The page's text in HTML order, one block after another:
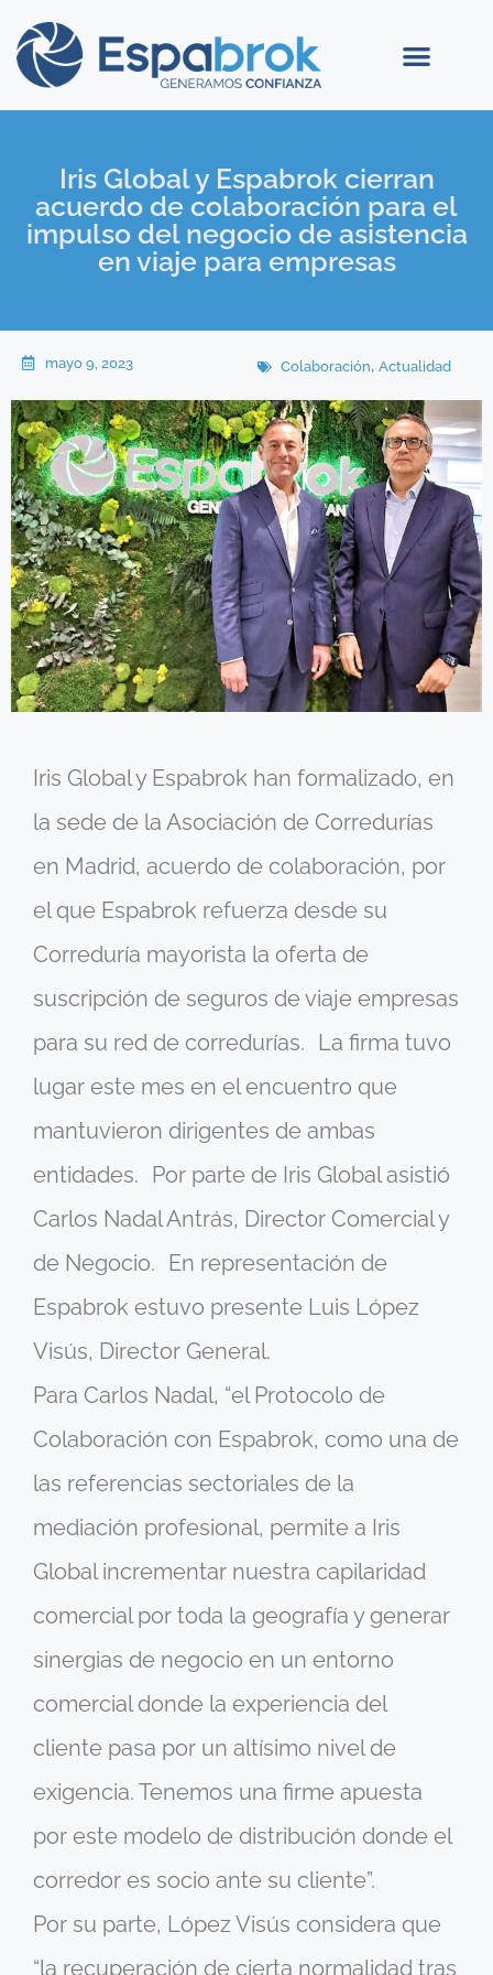
Iris Global y Espabrok cierran
acuerdo de colaboración para el
impulso del negocio de asistencia
en viaje para empresas
mayo 9, 2023 Colaboración, Actualidad
Iris Global y Espabrok han formalizado, en
la sede de la Asociación de Corredurías
en Madrid, acuerdo de colaboración, por
el que Espabrok refuerza desde su
Correduría mayorista la oferta de
suscripción de seguros de viaje empresas
para su red de corredurías. La firma tuvo
lugar este mes en el encuentro que
mantuvieron dirigentes de ambas
entidades. Por parte de Iris Global asistió
Carlos Nadal Antrás, Director Comercial y
de Negocio. En representación de
Espabrok estuvo presente Luis López
Visús, Director General.
Para Carlos Nadal, “el Protocolo de
Colaboración con Espabrok, como una de
las referencias sectoriales de la
mediación profesional, permite a Iris
Global incrementar nuestra capilaridad
comercial por toda la geografía y generar
sinergias de negocio en un entorno
comercial donde la experiencia del
cliente pasa por un altísimo nivel de
exigencia. Tenemos una firme apuesta
por este modelo de distribución donde el
corredor es socio ante su cliente”.
Por su parte, López Visús considera que
“la recuperación de cierta normalidad tras